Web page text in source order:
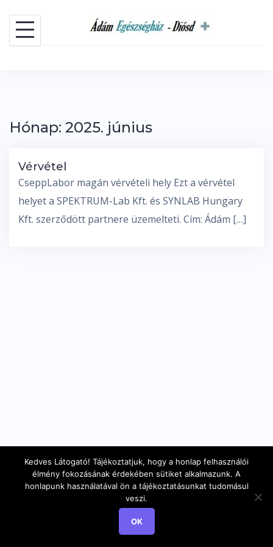
content
Hónap: 2025. június
Vérvétel
CseppLabor magán vérvételi hely Ezt a vérvétel
helyet a SPEKTRUM-Lab Kft. és SYNLAB Hungary
Kft. szerződött partnere üzemelteti. Cím: Ádám […]
Kedves Látogató! Tájékoztatjuk, hogy a honlap felhasználói
élmény fokozásának érdekében sütiket alkalmazunk. A
honlapunk használatával ön a tájékoztatásunkat tudomásul
veszi.
OK